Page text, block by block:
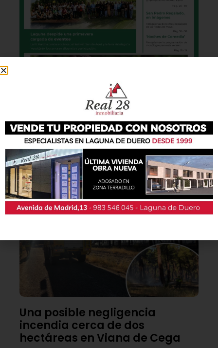
También podrás conseguir la revista en papel
de formagratuitaen todos los negocios
patrocinadores y en la Casa de las Artes.
Lo último
Una posible negligencia
incendia cerca de dos
hectáreas en Viana de Cega